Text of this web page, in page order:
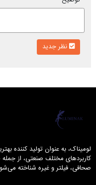
نظر جدید
لومیناک، به عنوان تولید کننده
کاربردهای مختلف صنعتی، از
صحافی، فیلتر و غیره شناخته